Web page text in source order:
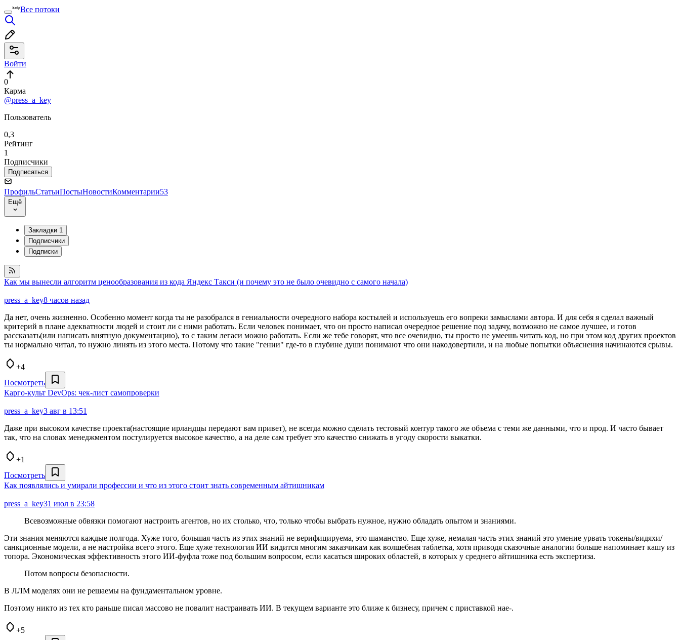
Все потоки
Войти
0
Карма
@press_a_key
Пользователь
0,3
Рейтинг
1
Подписчики
Подписаться
ПрофильСтатьиПостыНовостиКомментарии53
Ещё
Закладки 1
Подписчики
Подписки
Как мы вынесли алгоритм ценообразования из кода Яндекс Такси (и почему это не было очевидно с самого начала)
press_a_key8 часов назад
Да нет, очень жизненно. Особенно момент когда ты не разобрался в гениальности очередного набора костылей и используешь его вопреки замыслами автора. И для себя я сделал важный
критерий в плане адекватности людей и стоит ли с ними работать. Если человек понимает, что он просто написал очередное решение под задачу, возможно не самое лучшее, и готов
рассказать(или написать внятную документацию), то с таким легаси можно работать. Если же тебе говорят, что все очевидно, ты просто не умеешь читать код, но при этом код других проектов
ты нормально читал, то нужно линять из этого места. Потому что такие "гении" где-то в глубине души понимают что они накодовертили, и на любые попытки объяснения начинаются срывы.
+4
Посмотреть
Карго-культ DevOps: чек-лист самопроверки
press_a_key3 авг в 13:51
Даже при высоком качестве проекта(настоящие ирландцы передают вам привет), не всегда можно сделать тестовый контур такого же объема с теми же данными, что и прод. И часто бывает
так, что на словах менеджментом постулируется высокое качество, а на деле сам требует это качество снижать в угоду скорости выкатки.
+1
Посмотреть
Как появлялись и умирали профессии и что из этого стоит знать современным айтишникам
press_a_key31 июл в 23:58
Всевозможные обвязки помогают настроить агентов, но их столько, что, только чтобы выбрать нужное, нужно обладать опытом и знаниями.
Эти знания меняются каждые полгода. Хуже того, большая часть из этих знаний не верифицируема, это шаманство. Еще хуже, немалая часть этих знаний это умение урвать токены/видяхи/
санкционные модели, а не настройка всего этого. Еще хуже технология ИИ видится многим заказчикам как волшебная таблетка, хотя приводя сказочные аналогии больше напоминает кашу из
топора. Экономическая эффективность этого ИИ-фуфла тоже под большим вопросом, если касаться широких областей, в которых у среднего айтишника есть экспертиза.
Потом вопросы безопасности.
В ЛЛМ моделях они не решаемы на фундаментальном уровне.
Поэтому никто из тех кто раньше писал массово не повалит настраивать ИИ. В текущем варианте это ближе к бизнесу, причем с приставкой нае-.
+5